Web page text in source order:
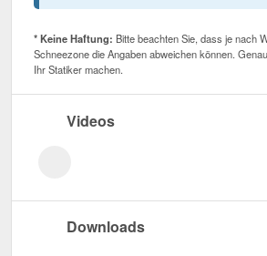
* Keine Haftung: Bitte beachten Sie, dass je nach
Schneezone die Angaben abweichen können.
Ihr Statiker machen.
Videos
Downloads